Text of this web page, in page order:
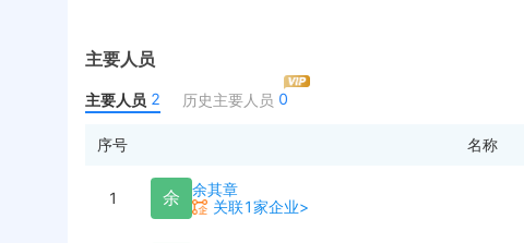
主要人员
主要人员 2 历史主要人员 0
序号 名称
1 余
余其章
关联1家企业>